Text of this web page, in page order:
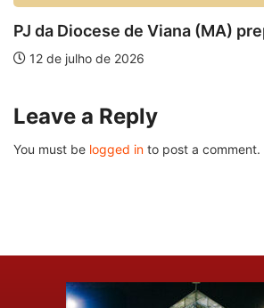
PJ da Diocese de Viana (MA)
12 de julho de 2026
Leave a Reply
You must be logged in to post a comment.